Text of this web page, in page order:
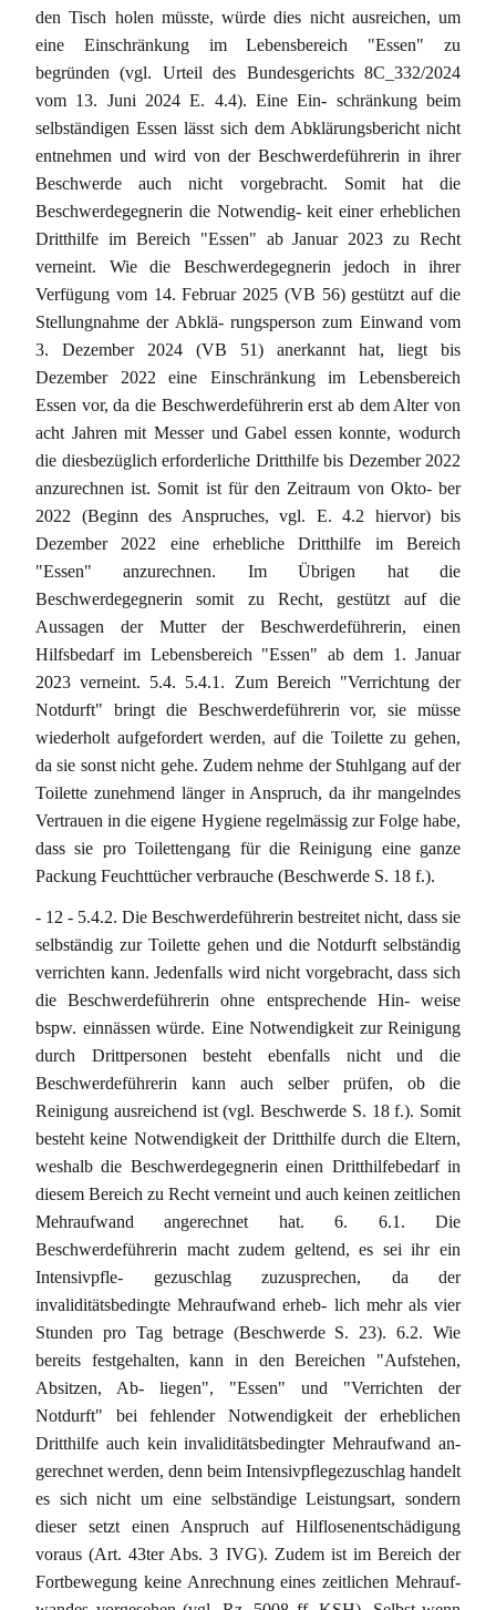
den Tisch holen müsste, würde dies nicht ausreichen, um
eine Einschränkung im Lebensbereich "Essen" zu
begründen (vgl. Urteil des Bundesgerichts 8C_332/2024
vom 13. Juni 2024 E. 4.4). Eine Ein- schränkung beim
selbständigen Essen lässt sich dem Abklärungsbericht nicht
entnehmen und wird von der Beschwerdeführerin in ihrer
Beschwerde auch nicht vorgebracht. Somit hat die
Beschwerdegegnerin die Notwendig- keit einer erheblichen
Dritthilfe im Bereich "Essen" ab Januar 2023 zu Recht
verneint. Wie die Beschwerdegegnerin jedoch in ihrer
Verfügung vom 14. Februar 2025 (VB 56) gestützt auf die
Stellungnahme der Abklä- rungsperson zum Einwand vom
3. Dezember 2024 (VB 51) anerkannt hat, liegt bis
Dezember 2022 eine Einschränkung im Lebensbereich
Essen vor, da die Beschwerdeführerin erst ab dem Alter von
acht Jahren mit Messer und Gabel essen konnte, wodurch
die diesbezüglich erforderliche Dritthilfe bis Dezember 2022
anzurechnen ist. Somit ist für den Zeitraum von Okto- ber
2022 (Beginn des Anspruches, vgl. E. 4.2 hiervor) bis
Dezember 2022 eine erhebliche Dritthilfe im Bereich
"Essen" anzurechnen. Im Übrigen hat die
Beschwerdegegnerin somit zu Recht, gestützt auf die
Aussagen der Mutter der Beschwerdeführerin, einen
Hilfsbedarf im Lebensbereich "Essen" ab dem 1. Januar
2023 verneint. 5.4. 5.4.1. Zum Bereich "Verrichtung der
Notdurft" bringt die Beschwerdeführerin vor, sie müsse
wiederholt aufgefordert werden, auf die Toilette zu gehen,
da sie sonst nicht gehe. Zudem nehme der Stuhlgang auf der
Toilette zunehmend länger in Anspruch, da ihr mangelndes
Vertrauen in die eigene Hygiene regelmässig zur Folge habe,
dass sie pro Toilettengang für die Reinigung eine ganze
Packung Feuchttücher verbrauche (Beschwerde S. 18 f.).
- 12 - 5.4.2. Die Beschwerdeführerin bestreitet nicht, dass sie
selbständig zur Toilette gehen und die Notdurft selbständig
verrichten kann. Jedenfalls wird nicht vorgebracht, dass sich
die Beschwerdeführerin ohne entsprechende Hin- weise
bspw. einnässen würde. Eine Notwendigkeit zur Reinigung
durch Drittpersonen besteht ebenfalls nicht und die
Beschwerdeführerin kann auch selber prüfen, ob die
Reinigung ausreichend ist (vgl. Beschwerde S. 18 f.). Somit
besteht keine Notwendigkeit der Dritthilfe durch die Eltern,
weshalb die Beschwerdegegnerin einen Dritthilfebedarf in
diesem Bereich zu Recht verneint und auch keinen zeitlichen
Mehraufwand angerechnet hat. 6. 6.1. Die
Beschwerdeführerin macht zudem geltend, es sei ihr ein
Intensivpfle- gezuschlag zuzusprechen, da der
invaliditätsbedingte Mehraufwand erheb- lich mehr als vier
Stunden pro Tag betrage (Beschwerde S. 23). 6.2. Wie
bereits festgehalten, kann in den Bereichen "Aufstehen,
Absitzen, Ab- liegen", "Essen" und "Verrichten der
Notdurft" bei fehlender Notwendigkeit der erheblichen
Dritthilfe auch kein invaliditätsbedingter Mehraufwand an-
gerechnet werden, denn beim Intensivpflegezuschlag handelt
es sich nicht um eine selbständige Leistungsart, sondern
dieser setzt einen Anspruch auf Hilflosenentschädigung
voraus (Art. 43ter Abs. 3 IVG). Zudem ist im Bereich der
Fortbewegung keine Anrechnung eines zeitlichen Mehrauf-